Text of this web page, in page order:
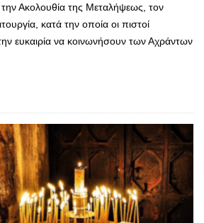
Ακολουθία της Μεταλήψεως, τον
κατά την οποία οι πιστοί
ευκαιρία να κοινωνήσουν των Αχράντων